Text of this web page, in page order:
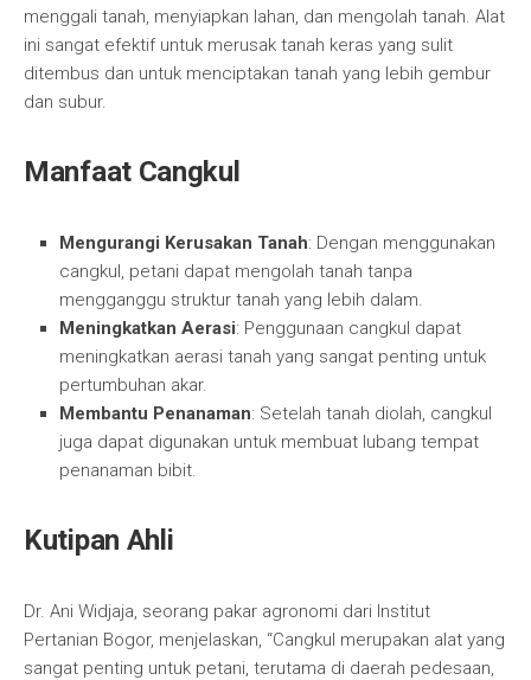
menggali tanah, menyiapkan lahan, dan mengolah tanah. Alat
ini sangat efektif untuk merusak tanah keras yang sulit
ditembus dan untuk menciptakan tanah yang lebih gembur
dan subur.
Manfaat Cangkul
Mengurangi Kerusakan Tanah: Dengan menggunakan
cangkul, petani dapat mengolah tanah tanpa
mengganggu struktur tanah yang lebih dalam.
Meningkatkan Aerasi: Penggunaan cangkul dapat
meningkatkan aerasi tanah yang sangat penting untuk
pertumbuhan akar.
Membantu Penanaman: Setelah tanah diolah, cangkul
juga dapat digunakan untuk membuat lubang tempat
penanaman bibit.
Kutipan Ahli
Dr. Ani Widjaja, seorang pakar agronomi dari Institut
Pertanian Bogor, menjelaskan, “Cangkul merupakan alat yang
sangat penting untuk petani, terutama di daerah pedesaan,